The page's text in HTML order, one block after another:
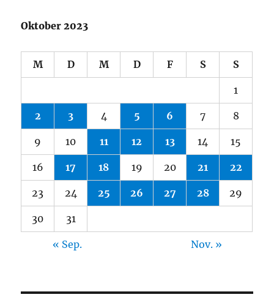
Oktober 2023
M D M D F S S
1
2 3 4 5 6 7 8
9 10 11 12 13 14 15
16 17 18 19 20 21 22
23 24 25 26 27 28 29
30 31
« Sep. Nov. »